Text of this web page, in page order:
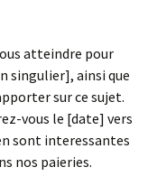
atteindre pour
singulier], ainsi que
sur ce sujet.
vous le [date] vers
sont interessantes
nos paieries.